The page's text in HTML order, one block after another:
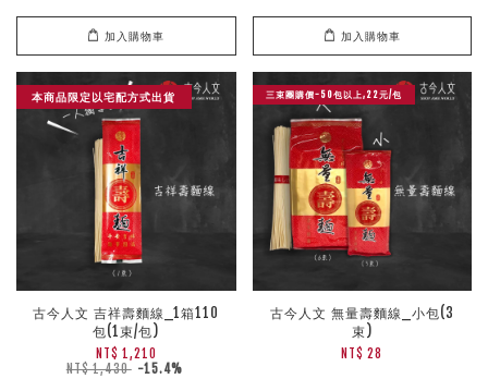
加入購物車 加入購物車
本商品限定以宅配方式出貨
古今人文 吉祥壽麵線_1箱110
包(1束/包)
NT$ 1,210
NT$ 1,430 -15.4%
三束團購價-50包以上,22元/包
古今人文 無量壽麵線_小包(3
束)
NT$ 28